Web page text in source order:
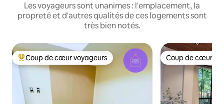
Les voyageurs sont unanimes : l'emplacement, la
propreté et d'autres qualités de ces logements sont
très bien notés.
Coup de cœur voyageurs parmi les plus aimés
Coup de cœur voyageurs Coup de cœur
Coup de cœur